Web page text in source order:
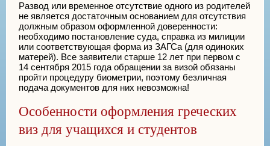
Развод или временное отсутствие одного из родителей
не является достаточным основанием для отсутствия
должным образом оформленной доверенности:
необходимо постановление суда, справка из милиции
или соответствующая форма из ЗАГСа (для одиноких
матерей). Все заявители старше 12 лет при первом с
14 сентября 2015 года обращении за визой обязаны
пройти процедуру биометрии, поэтому безличная
подача документов для них невозможна!
Особенности оформления греческих
виз для учащихся и студентов